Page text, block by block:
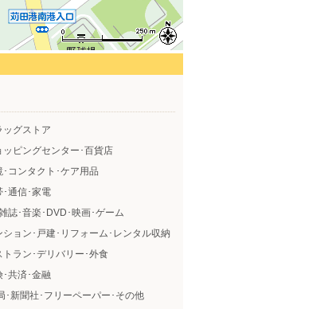
ッグストア
ッピングセンター･百貨店
･コンタクト･ケア用品
･通信･家電
誌･音楽･DVD･映画･ゲーム
ション･戸建･リフォーム･レンタル収納
トラン･デリバリー･外食
･共済･金融
･新聞社･フリーペーパー･その他